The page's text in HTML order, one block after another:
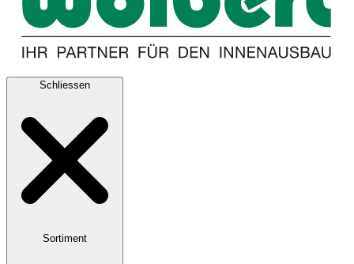
Schliessen
Sortiment